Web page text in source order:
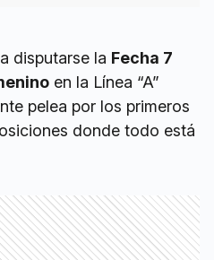
disputarse la Fecha 7
en la Línea “A”
pelea por los primeros
donde todo está